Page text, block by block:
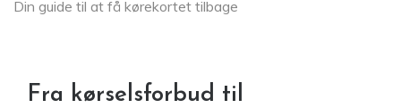
Din guide til at få kørekortet tilbage
Fra kørselsforbud til